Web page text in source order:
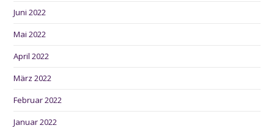
Juni 2022
Mai 2022
April 2022
März 2022
Februar 2022
Januar 2022